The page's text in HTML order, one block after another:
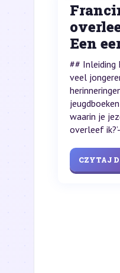
Een
## Inleiding
veel
waarin je
overleef
CZYTAJ